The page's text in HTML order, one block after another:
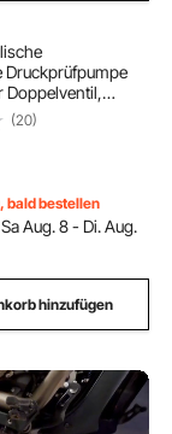
Doppelventil,
mit Manometer
Heizungen,
(20)
bald bestellen
Sa Aug. 8 - Di. Aug.
hinzufügen